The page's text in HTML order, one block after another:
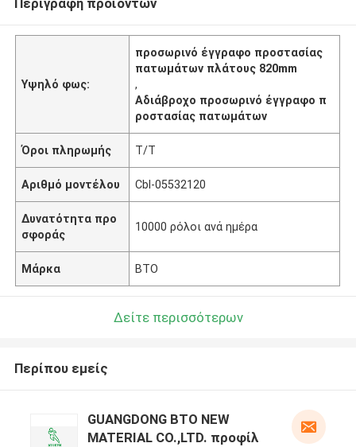
Υψηλό φως:
προσωρινό έγγραφο προστασίας
πατωμάτων πλάτους 820mm
,
Αδιάβροχο προσωρινό έγγραφο π
ροστασίας πατωμάτων
Όροι πληρωμής T/T
Αριθμό μοντέλου Cbl-05532120
Δυνατότητα προ
σφοράς
10000 ρόλοι ανά ημέρα
Μάρκα BTO
Δείτε περισσότερων
Περίπου εμείς
GUANGDONG BTO NEW
MATERIAL CO.,LTD. προφίλ